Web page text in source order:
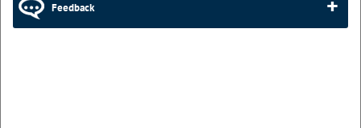
Feedback